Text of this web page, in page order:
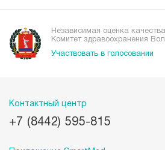
Независимая оценка качества
Комитет здравоохранения
Участвовать в голосовании
Контактный центр
+7 (8442) 595-815